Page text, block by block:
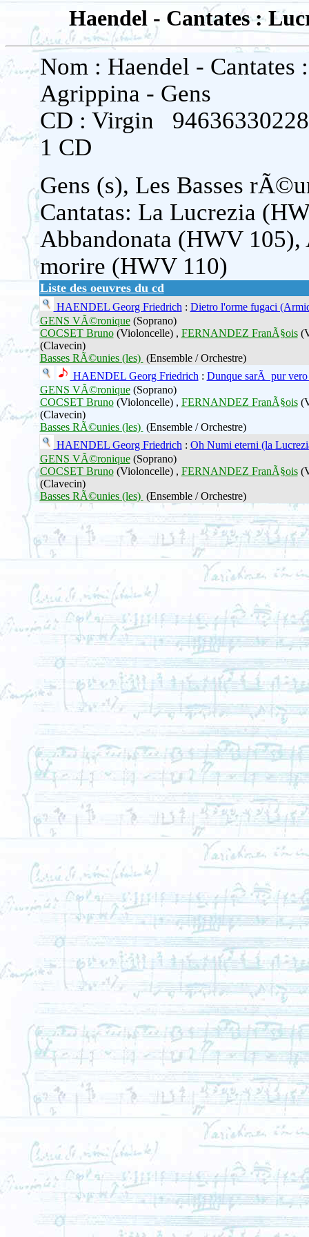
Haendel - Cantates :
Nom : Haendel - Cantates
Agrippina - Gens
CD : Virgin 94636330228
1 CD
Gens (s), Les Basses
Cantatas: La Lucrezia
Abbandonata (HWV
morire (HWV 110)
Liste des oeuvres du cd
HAENDEL Georg Friedrich: Dietro l'orme fugaci
GENS VÃ©ronique(Soprano)
COCSET Bruno(Violoncelle) , FERNANDEZ FranÃ§ois
(Clavecin)
Basses RÃ©unies (les) (Ensemble / Orchestre)
HAENDEL Georg Friedrich: Dunque sarÃ pur
GENS VÃ©ronique(Soprano)
COCSET Bruno(Violoncelle) , FERNANDEZ FranÃ§ois
(Clavecin)
Basses RÃ©unies (les) (Ensemble / Orchestre)
HAENDEL Georg Friedrich: Oh Numi eterni (la
GENS VÃ©ronique(Soprano)
COCSET Bruno(Violoncelle) , FERNANDEZ FranÃ§ois
(Clavecin)
Basses RÃ©unies (les) (Ensemble / Orchestre)